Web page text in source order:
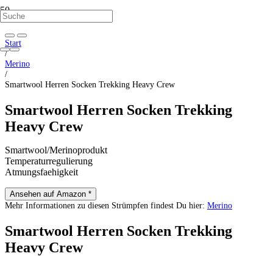
Start
/
Merino
/
Smartwool Herren Socken Trekking Heavy Crew
Smartwool Herren Socken Trekking
Heavy Crew
Smartwool/Merinoprodukt
Temperaturregulierung
Atmungsfaehigkeit
Ansehen auf Amazon *
Mehr Informationen zu diesen Strümpfen findest Du hier: Merino
Smartwool Herren Socken Trekking
Heavy Crew